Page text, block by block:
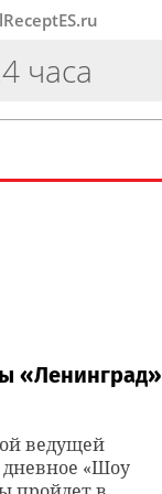
часа
«Ленинград»
ведущей
«Шоу